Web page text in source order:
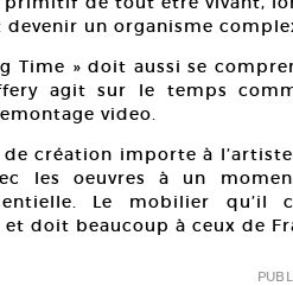
un organisme
Time » doit aussi se
agit sur le temps
video.
de création importe à
les oeuvres à un
Le mobilier
doit beaucoup à ceux de